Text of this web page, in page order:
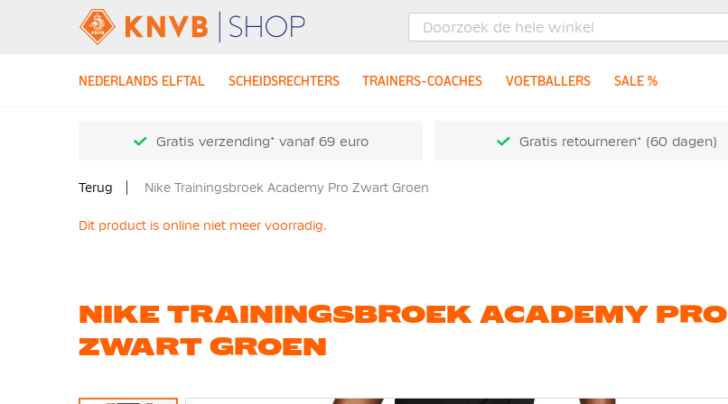
NEDERLANDS ELFTAL SCHEIDSRECHTERS TRAINERS-COACHES VOETBALLERS SALE %
Gratis verzending* vanaf 69 euro Gratis retourneren* (60 dagen)
Terug Nike Trainingsbroek Academy Pro Zwart Groen
Dit product is online niet meer voorradig.
NIKE TRAININGSBROEK ACADEMY PRO
ZWART GROEN